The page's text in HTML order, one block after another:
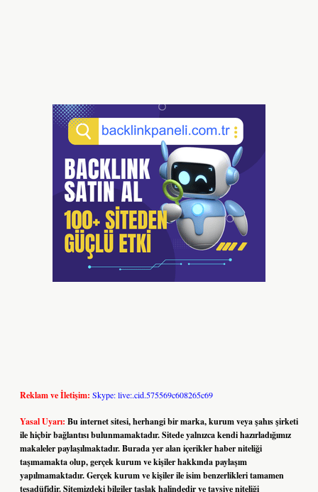
Reklam ve İletişim: Skype: live:.cid.575569c608265c69
Yasal Uyarı: Bu internet sitesi, herhangi bir marka, kurum veya şahıs şirketi
ile hiçbir bağlantısı bulunmamaktadır. Sitede yalnızca kendi hazırladığımız
makaleler paylaşılmaktadır. Burada yer alan içerikler haber niteliği
taşımamakta olup, gerçek kurum ve kişiler hakkında paylaşım
yapılmamaktadır. Gerçek kurum ve kişiler ile isim benzerlikleri tamamen
tesadüfidir. Sitemizdeki bilgiler taslak halindedir ve tavsiye niteliği